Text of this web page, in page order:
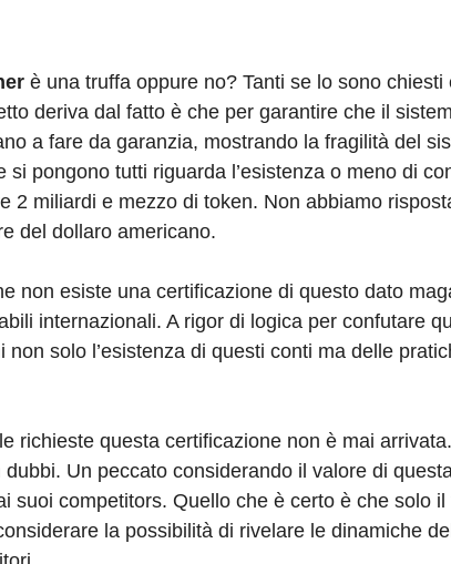
è una truffa oppure no? Tanti se lo sono
deriva dal fatto è che per garantire che il
a fare da garanzia, mostrando la fragilità del
pongono tutti riguarda l’esistenza o meno di
2 miliardi e mezzo di token. Non abbiamo
del dollaro americano.
non esiste una certificazione di questo dato
internazionali. A rigor di logica per confutare
solo l’esistenza di questi conti ma delle
richieste questa certificazione non è mai
Un peccato considerando il valore di
suoi competitors. Quello che è certo è che solo
la possibilità di rivelare le dinamiche